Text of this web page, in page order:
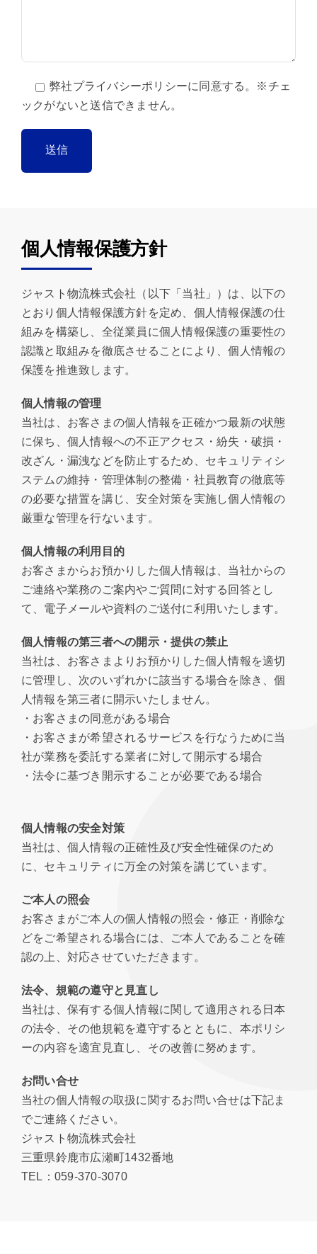
弊社プライバシーポリシーに同意する。※チェ
ックがないと送信できません。
個人情報保護方針
ジャスト物流株式会社（以下「当社」）は、以下の
とおり個人情報保護方針を定め、個人情報保護の仕
組みを構築し、全従業員に個人情報保護の重要性の
認識と取組みを徹底させることにより、個人情報の
保護を推進致します。
個人情報の管理
当社は、お客さまの個人情報を正確かつ最新の状態
に保ち、個人情報への不正アクセス・紛失・破損・
改ざん・漏洩などを防止するため、セキュリティシ
ステムの維持・管理体制の整備・社員教育の徹底等
の必要な措置を講じ、安全対策を実施し個人情報の
厳重な管理を行ないます。
個人情報の利用目的
お客さまからお預かりした個人情報は、当社からの
ご連絡や業務のご案内やご質問に対する回答とし
て、電子メールや資料のご送付に利用いたします。
個人情報の第三者への開示・提供の禁止
当社は、お客さまよりお預かりした個人情報を適切
に管理し、次のいずれかに該当する場合を除き、個
人情報を第三者に開示いたしません。
・お客さまの同意がある場合
・お客さまが希望されるサービスを行なうために当
社が業務を委託する業者に対して開示する場合
・法令に基づき開示することが必要である場合
個人情報の安全対策
当社は、個人情報の正確性及び安全性確保のため
に、セキュリティに万全の対策を講じています。
ご本人の照会
お客さまがご本人の個人情報の照会・修正・削除な
どをご希望される場合には、ご本人であることを確
認の上、対応させていただきます。
法令、規範の遵守と見直し
当社は、保有する個人情報に関して適用される日本
の法令、その他規範を遵守するとともに、本ポリシ
ーの内容を適宜見直し、その改善に努めます。
お問い合せ
当社の個人情報の取扱に関するお問い合せは下記ま
でご連絡ください。
ジャスト物流株式会社
三重県鈴鹿市広瀬町1432番地
TEL：059-370-3070